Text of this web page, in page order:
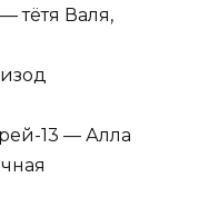
тётя Валя,
13 — Алла